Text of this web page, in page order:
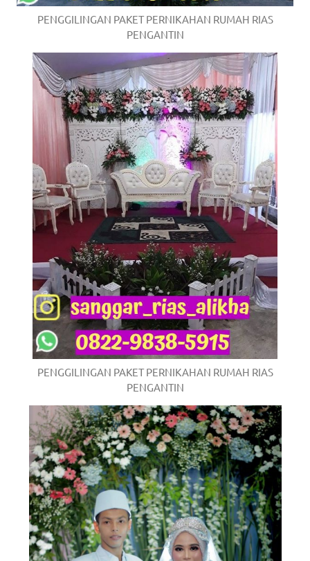
PENGGILINGAN PAKET PERNIKAHAN RUMAH RIAS
PENGANTIN
PENGGILINGAN PAKET PERNIKAHAN RUMAH RIAS
PENGANTIN